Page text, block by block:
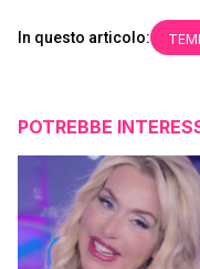
In questo articolo:
POTREBBE